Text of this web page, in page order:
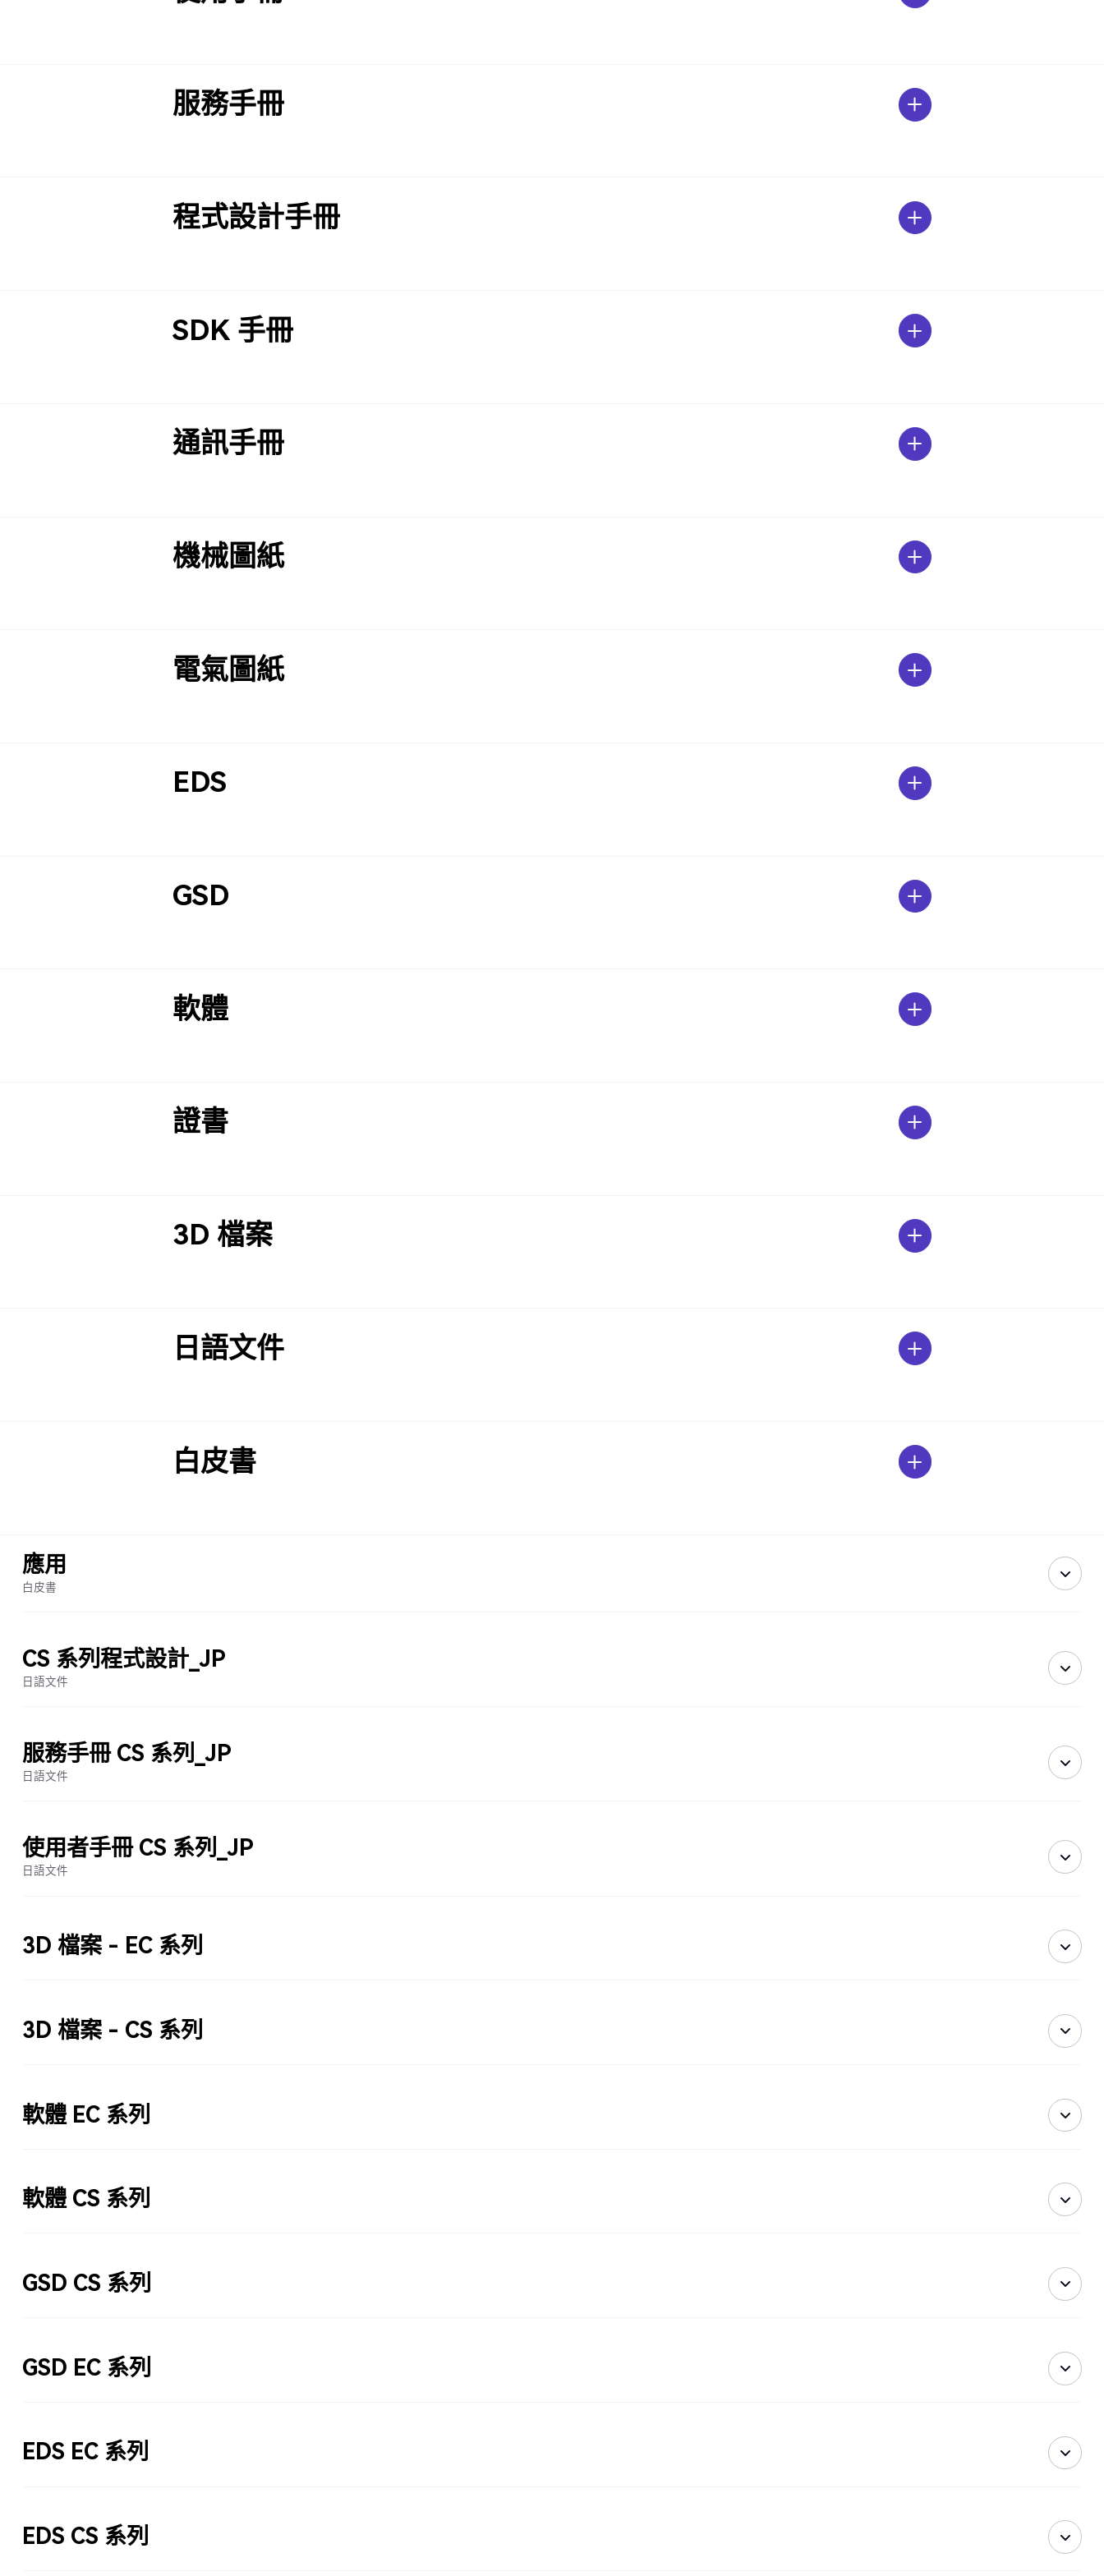
服務手冊
程式設計手冊
SDK 手冊
通訊手冊
機械圖紙
電氣圖紙
EDS
GSD
軟體
證書
3D 檔案
日語文件
白皮書
應用
白皮書
CS 系列程式設計_JP
日語文件
服務手冊 CS 系列_JP
日語文件
使用者手冊 CS 系列_JP
日語文件
3D 檔案 - EC 系列
3D 檔案 - CS 系列
軟體 EC 系列
軟體 CS 系列
GSD CS 系列
GSD EC 系列
EDS EC 系列
EDS CS 系列